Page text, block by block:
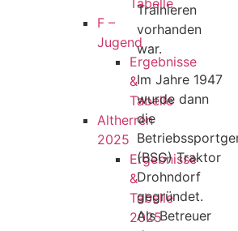
Tabelle
F –
Jugend
Ergebnisse
&
Tabelle
Altherren
2025
Ergebnisse
&
Tabelle
2025
Trainieren
vorhanden
war.
Im Jahre 1947
wurde dann
die
(BSG) Traktor
Drohndorf
gegründet.
Als Betreuer